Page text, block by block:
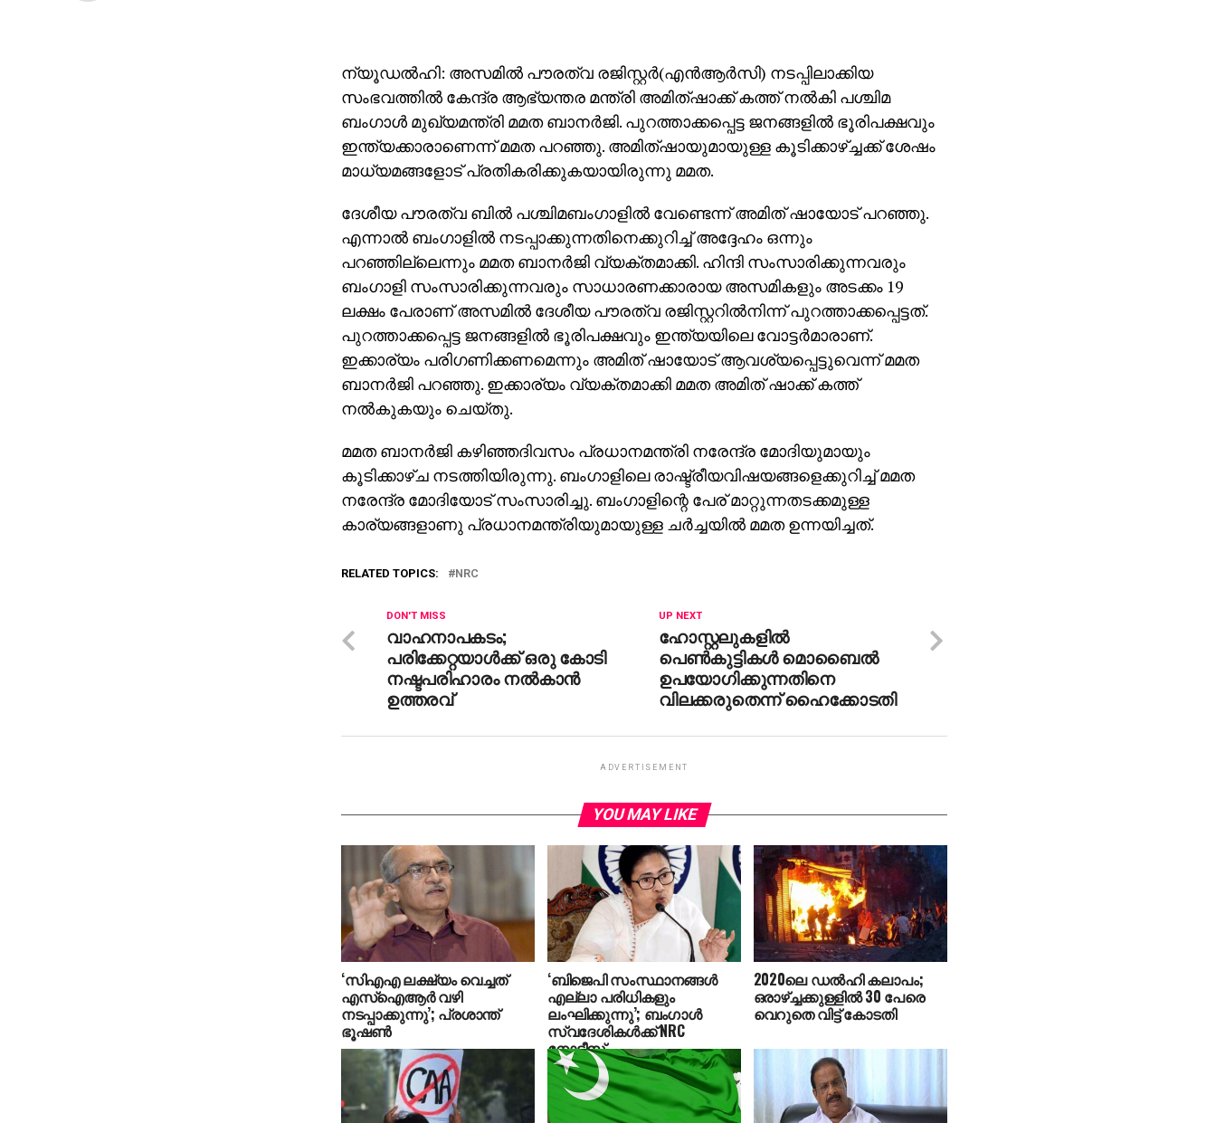
ന്യൂഡല്‍ഹി: അസമില്‍ പൗരത്വ രജിസ്റ്റര്‍(എന്‍ആര്‍സി) നടപ്പിലാക്കിയ
സംഭവത്തില്‍ കേന്ദ്ര ആഭ്യന്തര മന്ത്രി അമിത്ഷാക്ക് കത്ത് നല്‍കി പശ്ചിമ
ബംഗാള്‍ മുഖ്യമന്ത്രി മമത ബാനര്‍ജി. പുറത്താക്കപ്പെട്ട ജനങ്ങളില്‍ ഭൂരിപക്ഷവും
ഇന്ത്യക്കാരാണെന്ന് മമത പറഞ്ഞു. അമിത്ഷായുമായുള്ള കൂടിക്കാഴ്ച്ചക്ക് ശേഷം
മാധ്യമങ്ങളോട് പ്രതികരിക്കുകയായിരുന്നു മമത.
ദേശീയ പൗരത്വ ബില്‍ പശ്ചിമബംഗാളില്‍ വേണ്ടെന്ന് അമിത് ഷായോട് പറഞ്ഞു.
എന്നാല്‍ ബംഗാളില്‍ നടപ്പാക്കുന്നതിനെക്കുറിച്ച് അദ്ദേഹം ഒന്നും
പറഞ്ഞില്ലെന്നും മമത ബാനര്‍ജി വ്യക്തമാക്കി. ഹിന്ദി സംസാരിക്കുന്നവരും
ബംഗാളി സംസാരിക്കുന്നവരും സാധാരണക്കാരായ അസമികളും അടക്കം 19
ലക്ഷം പേരാണ് അസമില്‍ ദേശീയ പൗരത്വ രജിസ്റ്ററില്‍നിന്ന് പുറത്താക്കപ്പെട്ടത്.
പുറത്താക്കപ്പെട്ട ജനങ്ങളില്‍ ഭൂരിപക്ഷവും ഇന്ത്യയിലെ വോട്ടര്‍മാരാണ്.
ഇക്കാര്യം പരിഗണിക്കണമെന്നും അമിത് ഷായോട് ആവശ്യപ്പെട്ടുവെന്ന് മമത
ബാനര്‍ജി പറഞ്ഞു. ഇക്കാര്യം വ്യക്തമാക്കി മമത അമിത് ഷാക്ക് കത്ത്
നല്‍കുകയും ചെയ്തു.
മമത ബാനര്‍ജി കഴിഞ്ഞദിവസം പ്രധാനമന്ത്രി നരേന്ദ്ര മോദിയുമായും
കൂടിക്കാഴ്ച നടത്തിയിരുന്നു. ബംഗാളിലെ രാഷ്ട്രീയവിഷയങ്ങളെക്കുറിച്ച് മമത
നരേന്ദ്ര മോദിയോട് സംസാരിച്ചു. ബംഗാളിന്റെ പേര് മാറ്റുന്നതടക്കമുള്ള
കാര്യങ്ങളാണു പ്രധാനമന്ത്രിയുമായുള്ള ചര്‍ച്ചയില്‍ മമത ഉന്നയിച്ചത്.
RELATED TOPICS: NRC
UP NEXT
ഹോസ്റ്റലുകളില്‍
പെണ്‍കുട്ടികള്‍ മൊബൈല്‍
ഉപയോഗിക്കുന്നതിനെ
വിലക്കരുതെന്ന് ഹൈക്കോടതി
DON'T MISS
വാഹനാപകടം;
പരിക്കേറ്റയാള്‍ക്ക് ഒരു കോടി
നഷ്ടപരിഹാരം നല്‍കാന്‍
ഉത്തരവ്
ADVERTISEMENT
YOU MAY LIKE
‘സിഎഎ ലക്ഷ്യം വെച്ചത്
എസ്‌ഐആര്‍ വഴി
നടപ്പാക്കുന്നു’; പ്രശാന്ത്
ഭൂഷണ്‍
‘ബിജെപി സംസ്ഥാനങ്ങള്‍
എല്ലാ പരിധികളും
ലംഘിക്കുന്നു’; ബംഗാള്‍
സ്വദേശികള്‍ക്ക് NRC
നോട്ടീസ്
നല്‍കുന്നതിനെതിരെ മമതാ
ബാനര്‍ജി
2020ലെ ഡല്‍ഹി കലാപം;
ഒരാഴ്ച്ചക്കുള്ളില്‍ 30 പേരെ
വെറുതെ വിട്ട് കോടതി